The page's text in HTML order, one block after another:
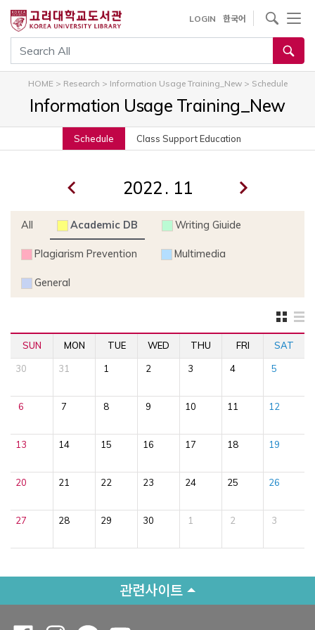
건
기
통합검색
LOGIN 한국어
사이트내 검색
HOME> Research > Information Usage Training_New> Schedule
Information Usage Training_New
Schedule Class Support Education
.
All Academic DB Writing Giuide
Plagiarism Prevention Multimedia
General
SUN MON TUE WED THU FRI SAT
30 31 1 2 3 4 5
6 7 8 9 10 11 12
13 14 15 16 17 18 19
20 21 22 23 24 25 26
27 28 29 30 1 2 3
관련사이트